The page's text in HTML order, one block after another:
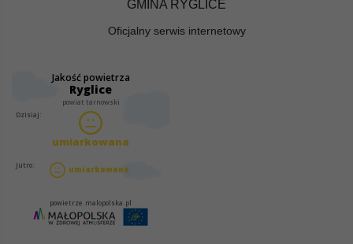
GMINA RYGLICE
Oficjalny serwis internetowy